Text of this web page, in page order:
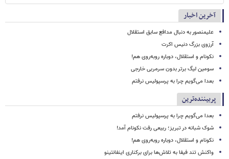
آخرین اخبار
علیمنصور به دنبال مدافع سابق استقلال
آرزوی بزرگ دنیس اکرت
نکونام و استقلال، دوباره روبه‌روی هم!
سومین لیگ برتر بدون سرمربی خارجی
بعدا می‌گویم چرا به پرسپولیس نرفتم
پربیننده‌ترین
بعدا می‌گویم چرا به پرسپولیس نرفتم
شوک شبانه در تبریز؛ ربیعی رفت نکونام آمد!
نکونام و استقلال، دوباره روبه‌روی هم!
واکنش تند فیفا به تلاش‌ها برای برکناری اینفانتینو